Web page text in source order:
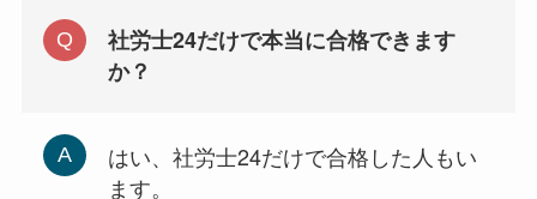
社労士24だけで本当に合格できます
か？
はい、社労士24だけで合格した人もい
ます。